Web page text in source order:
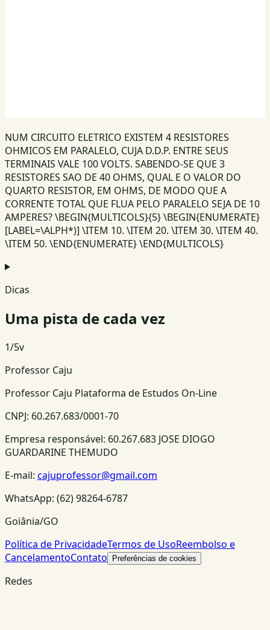
NUM CIRCUITO ELETRICO EXISTEM 4 RESISTORES
OHMICOS EM PARALELO, CUJA D.D.P. ENTRE SEUS
TERMINAIS VALE 100 VOLTS. SABENDO-SE QUE 3
RESISTORES SAO DE 40 OHMS, QUAL E O VALOR DO
QUARTO RESISTOR, EM OHMS, DE MODO QUE A
CORRENTE TOTAL QUE FLUA PELO PARALELO SEJA DE 10
AMPERES? \BEGIN{MULTICOLS}{5} \BEGIN{ENUMERATE}
[LABEL=\ALPH*)] \ITEM 10. \ITEM 20. \ITEM 30. \ITEM 40.
\ITEM 50. \END{ENUMERATE} \END{MULTICOLS}
Dicas
Uma pista de cada vez
1/5v
Professor Caju
Professor Caju Plataforma de Estudos On-Line
CNPJ: 60.267.683/0001-70
Empresa responsável: 60.267.683 JOSE DIOGO
GUARDARINE THEMUDO
E-mail: cajuprofessor@gmail.com
WhatsApp: (62) 98264-6787
Goiânia/GO
Política de PrivacidadeTermos de UsoReembolso e
CancelamentoContato Preferências de cookies
Redes